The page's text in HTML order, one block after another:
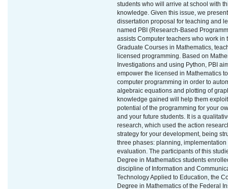
students who will arrive at school with
knowledge. Given this issue, we
dissertation proposal for teaching and
named PBI (Research-Based
assists Computer teachers who work in
Graduate Courses in Mathematics,
licensed programming. Based on
Investigations and using Python, PBI
empower the licensed in Mathematics
computer programming in order to
algebraic equations and plotting of
knowledge gained will help them
potential of the programming for your
and your future students. It is a
research, which used the action
strategy for your development, being
three phases: planning, implementation
evaluation. The participants of this
Degree in Mathematics students
discipline of Information and
Technology Applied to Education, the
Degree in Mathematics of the Federal